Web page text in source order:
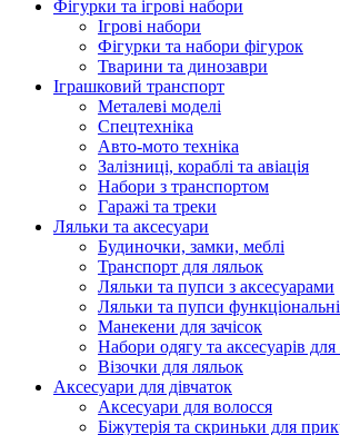
Фігурки та ігрові набори
Ігрові набори
Фігурки та набори фігурок
Тварини та динозаври
Іграшковий транспорт
Металеві моделі
Спецтехніка
Авто-мото техніка
Залізниці, кораблі та авіація
Набори з транспортом
Гаражі та треки
Ляльки та аксесуари
Будиночки, замки, меблі
Транспорт для ляльок
Ляльки та пупси з аксесуарами
Ляльки та пупси функціональні
Манекени для зачісок
Набори одягу та аксесуарів для
Візочки для ляльок
Аксесуари для дівчаток
Аксесуари для волосся
Біжутерія та скриньки для